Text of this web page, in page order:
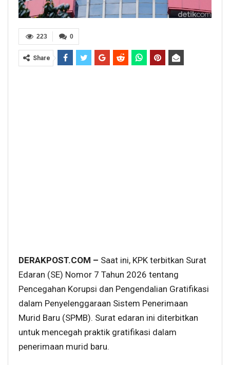
0
223
Share
DERAKPOST.COM – Saat ini, KPK terbitkan Surat
Edaran (SE) Nomor 7 Tahun 2026 tentang
Pencegahan Korupsi dan Pengendalian Gratifikasi
dalam Penyelenggaraan Sistem Penerimaan
Murid Baru (SPMB). Surat edaran ini diterbitkan
untuk mencegah praktik gratifikasi dalam
penerimaan murid baru.